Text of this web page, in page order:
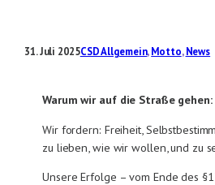
31. Juli 2025CSD Allgemein, Motto, News
Warum wir auf die Straße gehen:
Wir fordern: Freiheit,
zu lieben, wie wir wollen, und zu
Unsere Erfolge – vom Ende des